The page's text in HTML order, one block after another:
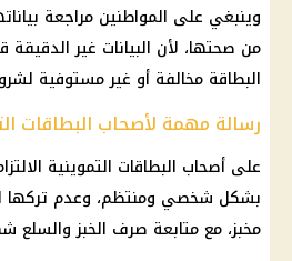
وينبغي على المواطنين مراجعة
من صحتها، لأن البيانات غير الدقيقة
البطاقة مخالفة أو غير مستوفية
رسالة مهمة لأصحاب البطاقات
على أصحاب البطاقات التموينية
بشكل شخصي ومنتظم، وعدم تركها
مخبز، مع متابعة صرف الخبز والسلع